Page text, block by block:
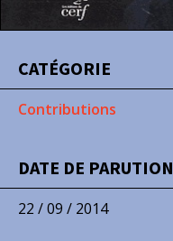
CATÉGORIE
Contributions
DATE DE PARUTION
22 / 09 / 2014